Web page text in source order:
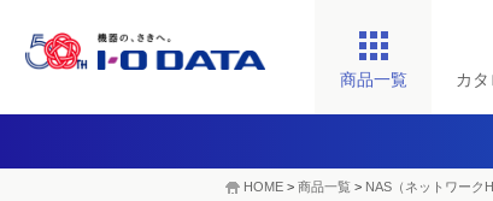
商品一覧 カ
HOME > 商品一覧 > NAS（ネットワーク